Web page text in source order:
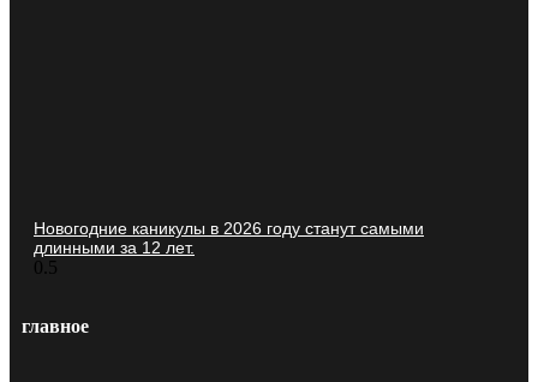
Новогодние каникулы в 2026 году станут самыми
длинными за 12 лет.
главное